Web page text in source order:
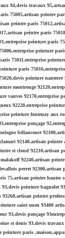
94,devis travaux
75005,artisan peintre
peintre paris
peintre paris
peinture paris
peinture
75011,entreprise
paris
peinture
montrouge
vanves 92170,entreprise
92220,entreprise
peinture fontenay aux
ponçage
billancourt
92140,artisan
st cloud 92210,artisan
92240,artisan
perret
75,artisan peintre hautes
peinture bagnolet
peintre
saint ouen 93400
93,devis ponçage
st denis 93,devis
paris